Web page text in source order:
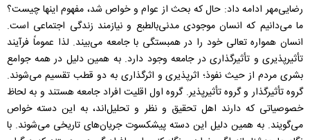
رضایی‌مهر ادامه داد: حال که بحث از عوام و خواص شد، مفهوم اینها چیست؟
ما می‌دانیم که انسان موجودی مدنی‌بالطبع و نیازمند زندگی اجتماعی است.
انسان همواره تعالی خود را در همبستگی با جامعه می‌بیند. لذا عموماً فرآیند
تأثیرپذیری و تأثیرگذاری در جامعه وجود دارد. به همین دلیل در همه جوامع
بشری مردم از حیث نفوذ؛ اثرپذیری و اثرگذاری به دو قطب تقسیم می‌شوند.
گروه تأثیرگذار و گروه تأثیرپذیر. گروه اول اقلیت افراد جامعه هستند و به لحاظ
خصوصیاتی که دارند اهل تحقیق و نظر و تحلیل‌اند، به این دسته خواص
می‌گویند. به همین دلیل این دسته پیشکسوت جریان‌های تاریخی می‌شوند. با